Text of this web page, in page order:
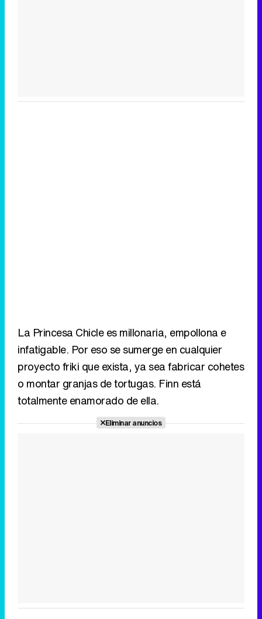
La Princesa Chicle es millonaria, empollona e
infatigable. Por eso se sumerge en cualquier
proyecto friki que exista, ya sea fabricar cohetes
o montar granjas de tortugas. Finn está
totalmente enamorado de ella.
Eliminar anuncios